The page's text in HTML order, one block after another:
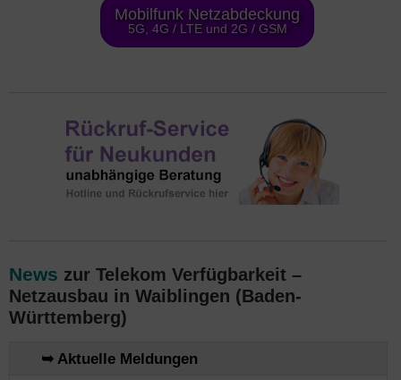
Mobilfunk Netzabdeckung
5G, 4G / LTE und 2G / GSM
News zur Telekom Verfügbarkeit –
Netzausbau in Waiblingen (Baden-
Württemberg)
➥ Aktuelle Meldungen